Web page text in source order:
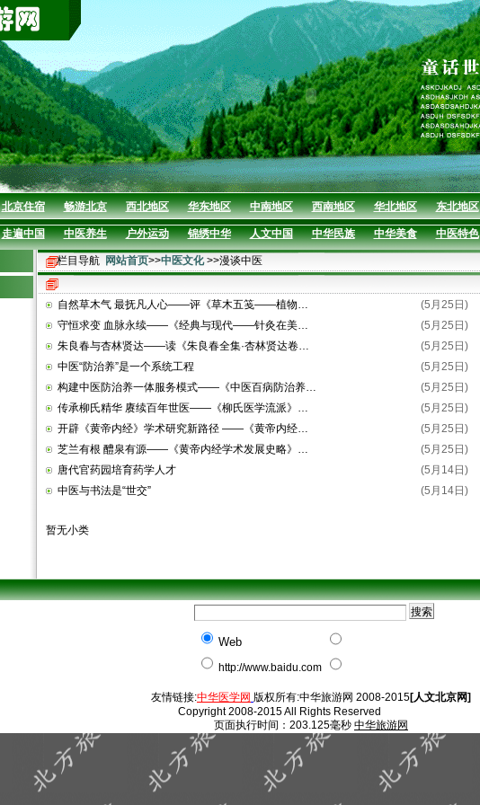
北京住宿 畅游北京 西北地区 华东地区 中南地区 西南地区 华北地区 东北地区
走遍中国 中医养生 户外运动 锦绣中华 人文中国 中华民族 中华美食 中医特色
栏目导航 网站首页>>中医文化>>漫谈中医
自然草木气 最抚凡人心——评《草木五笺——植物… (5月25日)
守恒求变 血脉永续——《经典与现代——针灸在美…
(5月25日)
朱良春与杏林贤达——读《朱良春全集·杏林贤达卷…
(5月25日)
中医“防治养”是一个系统工程
(5月25日)
构建中医防治养一体服务模式——《中医百病防治养…
(5月25日)
传承柳氏精华 赓续百年世医——《柳氏医学流派》…
(5月25日)
开辟《黄帝内经》学术研究新路径 ——《黄帝内经…
(5月25日)
芝兰有根 醴泉有源——《黄帝内经学术发展史略》…
(5月25日)
唐代官药园培育药学人才
(5月14日)
中医与书法是“世交”
(5月14日)
暂无小类
Web
http://www.baidu.com
友情链接:中华医学网 版权所有:中华旅游网 2008-2015[人文北京网]
Copyright 2008-2015 All Rights Reserved
页面执行时间：203.125毫秒 中华旅游网